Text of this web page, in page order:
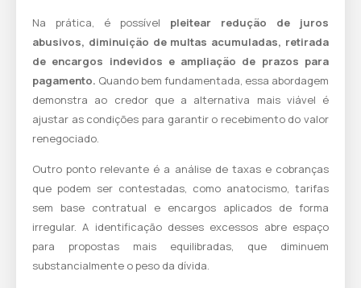
Na prática, é possível pleitear redução de juros
abusivos, diminuição de multas acumuladas, retirada
de encargos indevidos e ampliação de prazos para
pagamento. Quando bem fundamentada, essa abordagem
demonstra ao credor que a alternativa mais viável é
ajustar as condições para garantir o recebimento do valor
renegociado.
Outro ponto relevante é a análise de taxas e cobranças
que podem ser contestadas, como anatocismo, tarifas
sem base contratual e encargos aplicados de forma
irregular. A identificação desses excessos abre espaço
para propostas mais equilibradas, que diminuem
substancialmente o peso da dívida.